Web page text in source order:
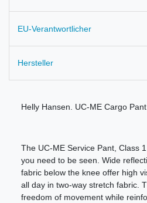
EU-Verantwortlicher
Hersteller
Helly Hansen. UC-ME Cargo
The UC-ME Service Pant, Class
you need to be seen. Wide
fabric below the knee offer high
all day in two-way stretch fabric.
freedom of movement while